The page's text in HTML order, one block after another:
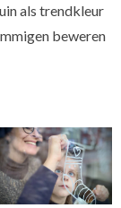
als trendkleur
beweren